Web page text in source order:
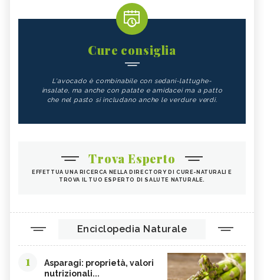
Cure consiglia
L'avocado è combinabile con sedani-lattughe-
insalate, ma anche con patate e amidacei ma a patto
che nel pasto si includano anche le verdure verdi.
Trova Esperto
EFFETTUA UNA RICERCA NELLA DIRECTORY DI CURE-NATURALI E
TROVA IL TUO ESPERTO DI SALUTE NATURALE.
Enciclopedia Naturale
1
Asparagi: proprietà, valori
nutrizionali...